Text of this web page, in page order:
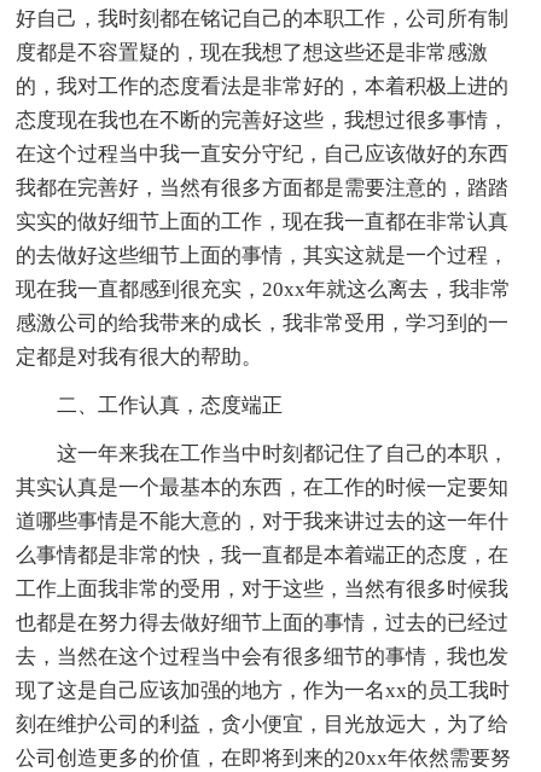
好自己，我时刻都在铭记自己的本职工作，公司所有制
度都是不容置疑的，现在我想了想这些还是非常感激
的，我对工作的态度看法是非常好的，本着积极上进的
态度现在我也在不断的完善好这些，我想过很多事情，
在这个过程当中我一直安分守纪，自己应该做好的东西
我都在完善好，当然有很多方面都是需要注意的，踏踏
实实的做好细节上面的工作，现在我一直都在非常认真
的去做好这些细节上面的事情，其实这就是一个过程，
现在我一直都感到很充实，20xx年就这么离去，我非常
感激公司的给我带来的成长，我非常受用，学习到的一
定都是对我有很大的帮助。
二、工作认真，态度端正
这一年来我在工作当中时刻都记住了自己的本职，
其实认真是一个最基本的东西，在工作的时候一定要知
道哪些事情是不能大意的，对于我来讲过去的这一年什
么事情都是非常的快，我一直都是本着端正的态度，在
工作上面我非常的受用，对于这些，当然有很多时候我
也都是在努力得去做好细节上面的事情，过去的已经过
去，当然在这个过程当中会有很多细节的事情，我也发
现了这是自己应该加强的地方，作为一名xx的员工我时
刻在维护公司的利益，贪小便宜，目光放远大，为了给
公司创造更多的价值，在即将到来的20xx年依然需要努